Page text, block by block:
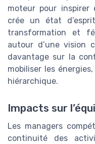
moteur pour inspirer
crée un état
transformation et
autour d’une vision
davantage sur la
mobiliser les
hiérarchique.
Impacts sur
Les managers
continuité des